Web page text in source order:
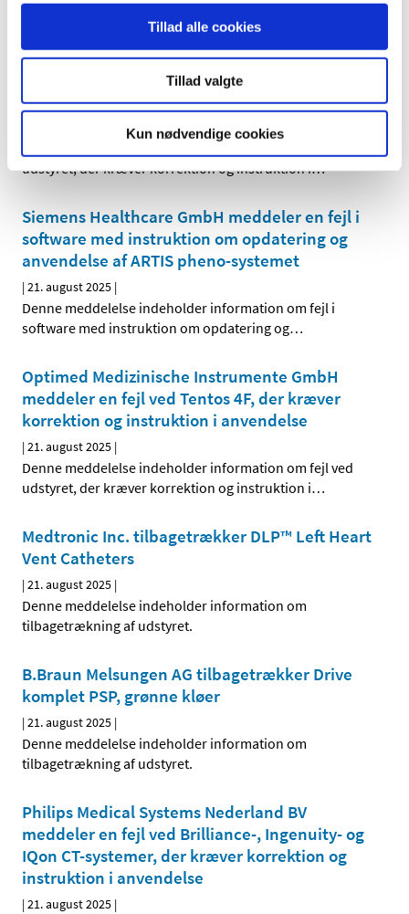
Tillad alle cookies
Tillad valgte
Kun nødvendige cookies
software med instruktion om opdatering og…
Siemens Healthcare GmbH meddeler en fejl
ved MAGNETOM & BOPGRAPH systems, der
kræver korrektion og instruktion i anvendelse
udstyret, der kræver korrektion og instruktion i…
Siemens Healthcare GmbH meddeler en fejl i
software med instruktion om opdatering og
anvendelse af ARTIS pheno-systemet
|21. august 2025 |
Denne meddelelse indeholder information om fejl i
software med instruktion om opdatering og…
Optimed Medizinische Instrumente GmbH
meddeler en fejl ved Tentos 4F, der kræver
korrektion og instruktion i anvendelse
|21. august 2025 |
Denne meddelelse indeholder information om fejl ved
udstyret, der kræver korrektion og instruktion i…
Medtronic Inc. tilbagetrækker DLP™ Left Heart
Vent Catheters
|21. august 2025 |
Denne meddelelse indeholder information om
tilbagetrækning af udstyret.
B.Braun Melsungen AG tilbagetrækker Drive
komplet PSP, grønne kløer
|21. august 2025 |
Denne meddelelse indeholder information om
tilbagetrækning af udstyret.
Philips Medical Systems Nederland BV
meddeler en fejl ved Brilliance-, Ingenuity- og
IQon CT-systemer, der kræver korrektion og
instruktion i anvendelse
|21. august 2025 |